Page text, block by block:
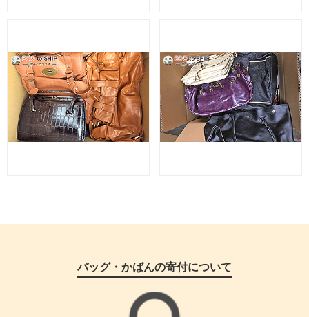
バッグ・かばんの寄付について